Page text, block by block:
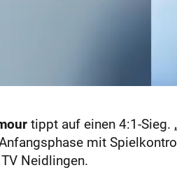
tippt auf einen 4:1-Sieg.
mit
Neidlingen.